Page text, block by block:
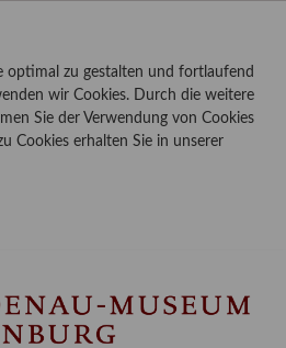
optimal zu gestalten und fortlaufend
wir Cookies. Durch die weitere
Sie der Verwendung von Cookies
Cookies erhalten Sie in unserer